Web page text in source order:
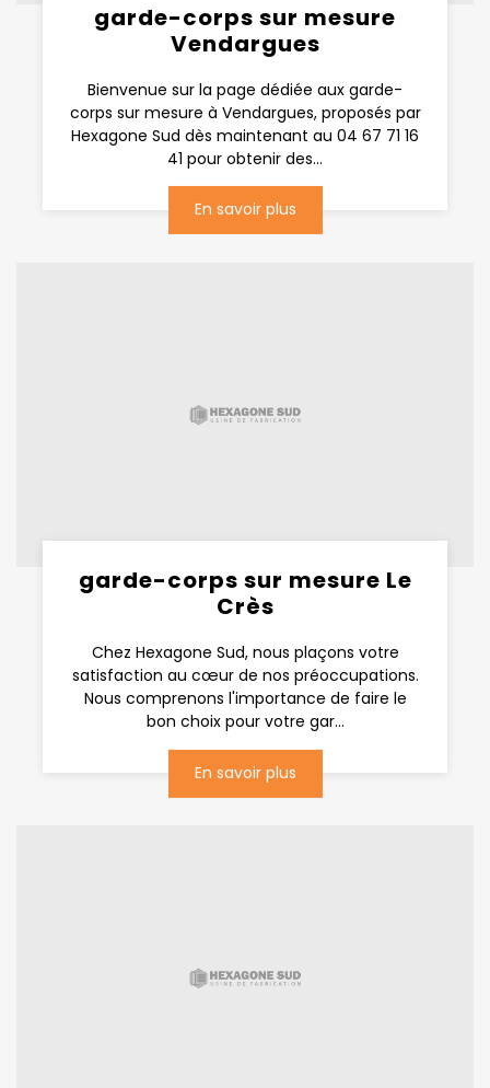
garde-corps sur mesure
Vendargues
Bienvenue sur la page dédiée aux garde-
corps sur mesure à Vendargues, proposés par
Hexagone Sud dès maintenant au 04 67 71 16
41 pour obtenir des...
En savoir plus
garde-corps sur mesure Le
Crès
Chez Hexagone Sud, nous plaçons votre
satisfaction au cœur de nos préoccupations.
Nous comprenons l'importance de faire le
bon choix pour votre gar...
En savoir plus